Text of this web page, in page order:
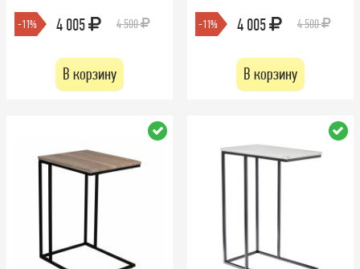
-11% 4 005 4 500
В корзину
-11% 4 005 4 500
В корзину